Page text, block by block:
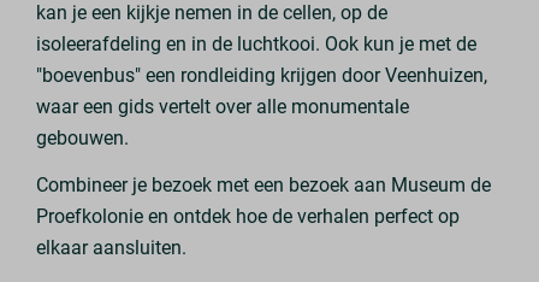
kan je een kijkje nemen in de cellen, op de
isoleerafdeling en in de luchtkooi. Ook kun je met de
"boevenbus" een rondleiding krijgen door Veenhuizen,
waar een gids vertelt over alle monumentale
gebouwen.
Combineer je bezoek met een bezoek aan Museum de
Proefkolonie en ontdek hoe de verhalen perfect op
elkaar aansluiten.